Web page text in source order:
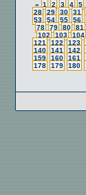
« 1 2 3 4 5
28
29 30 31
53
54 55 56
78
79 80 81
102
103 104
121
122 123
140
141 142
159
160 161
178
179 180